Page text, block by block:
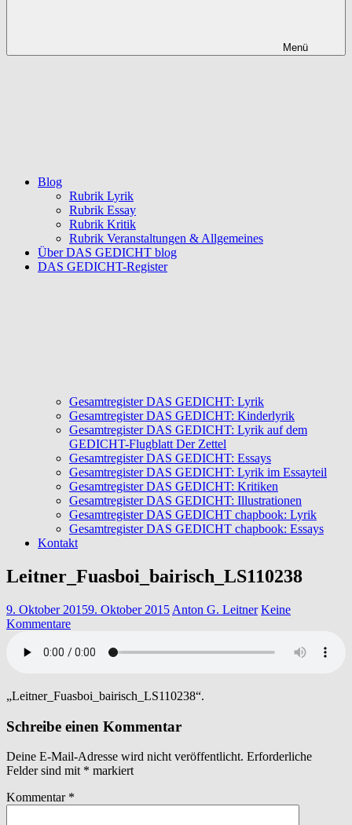
Menü
Blog
Rubrik Lyrik
Rubrik Essay
Rubrik Kritik
Rubrik Veranstaltungen & Allgemeines
Über DAS GEDICHT blog
DAS GEDICHT-Register
Gesamtregister DAS GEDICHT: Lyrik
Gesamtregister DAS GEDICHT: Kinderlyrik
Gesamtregister DAS GEDICHT: Lyrik auf dem
GEDICHT-Flugblatt Der Zettel
Gesamtregister DAS GEDICHT: Essays
Gesamtregister DAS GEDICHT: Lyrik im Essayteil
Gesamtregister DAS GEDICHT: Kritiken
Gesamtregister DAS GEDICHT: Illustrationen
Gesamtregister DAS GEDICHT chapbook: Lyrik
Gesamtregister DAS GEDICHT chapbook: Essays
Kontakt
Leitner_Fuasboi_bairisch_LS110238
9. Oktober 20159. Oktober 2015 Anton G. Leitner Keine
Kommentare
„Leitner_Fuasboi_bairisch_LS110238“.
Schreibe einen Kommentar
Deine E-Mail-Adresse wird nicht veröffentlicht. Erforderliche
Felder sind mit * markiert
Kommentar *